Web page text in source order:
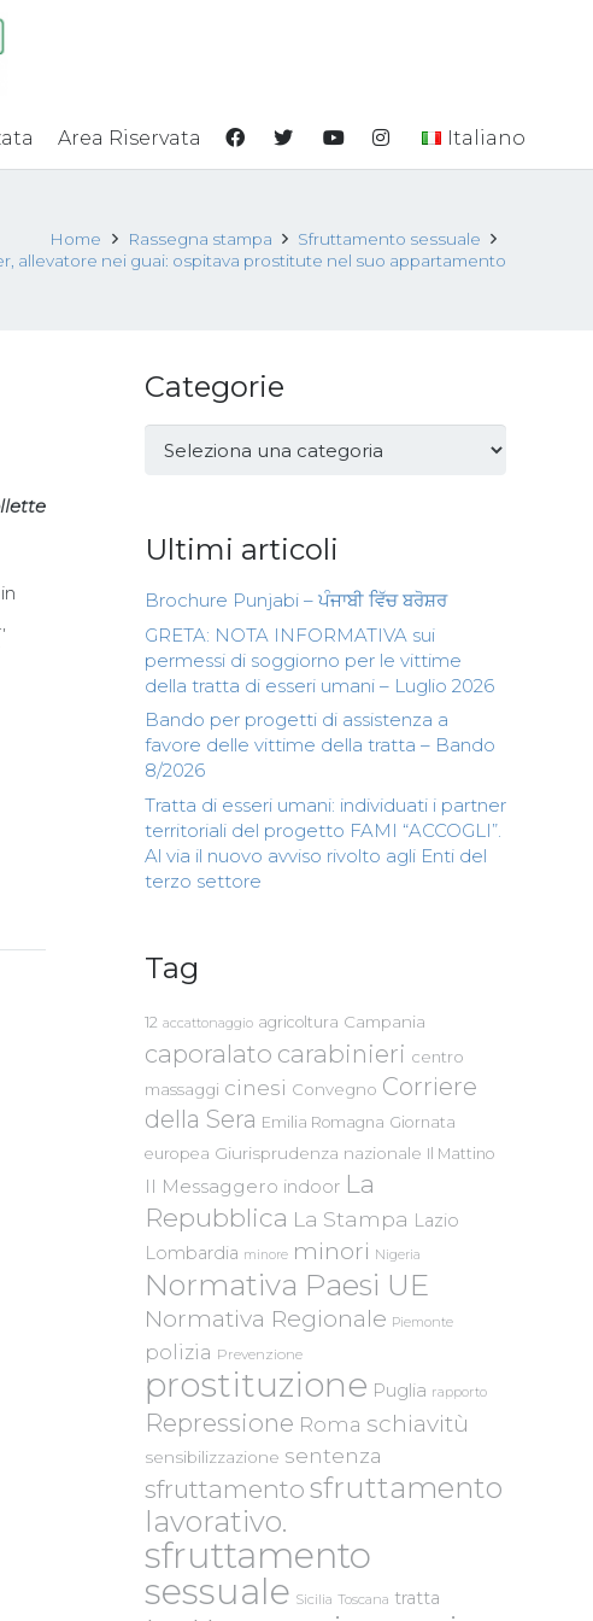
Area Riservata Italiano
Home Rassegna stampa
Sfruttamento sessuale
allevatore nei guai: ospitava prostitute nel suo appartamento
Categorie
Categorie
Ultimi articoli
Brochure Punjabi – ਪੰਜਾਬੀ ਵਿੱਚ ਬਰੋਸ਼ਰ
GRETA: NOTA INFORMATIVA sui
permessi di soggiorno per le vittime
della tratta di esseri umani – Luglio 2026
Bando per progetti di assistenza a
favore delle vittime della tratta – Bando
8/2026
Tratta di esseri umani: individuati i partner
territoriali del progetto FAMI “ACCOGLI”.
Al via il nuovo avviso rivolto agli Enti del
terzo settore
Tag
12 accattonaggio agricoltura Campania
caporalato carabinieri centro
massaggi cinesi Convegno Corriere
della Sera Emilia Romagna Giornata
europea Giurisprudenza nazionale Il Mattino
Il Messaggero indoor La
Repubblica La Stampa Lazio
Lombardia minore minori Nigeria
Normativa Paesi UE
Normativa Regionale Piemonte
polizia Prevenzione
prostituzione Puglia rapporto
Repressione Roma schiavitù
sensibilizzazione sentenza
sfruttamento sfruttamento
lavorativo.
sfruttamento
sessuale Sicilia Toscana tratta